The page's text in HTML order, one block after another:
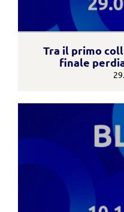
Tra il primo
finale